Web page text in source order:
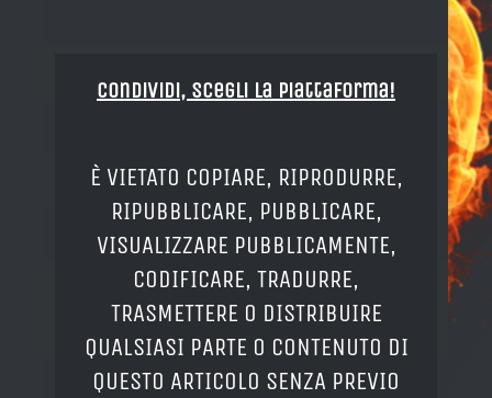
Condividi, Scegli la piattaforma!
È VIETATO COPIARE, RIPRODURRE,
RIPUBBLICARE, PUBBLICARE,
VISUALIZZARE PUBBLICAMENTE,
CODIFICARE, TRADURRE,
TRASMETTERE O DISTRIBUIRE
QUALSIASI PARTE O CONTENUTO DI
QUESTO ARTICOLO SENZA PREVIO